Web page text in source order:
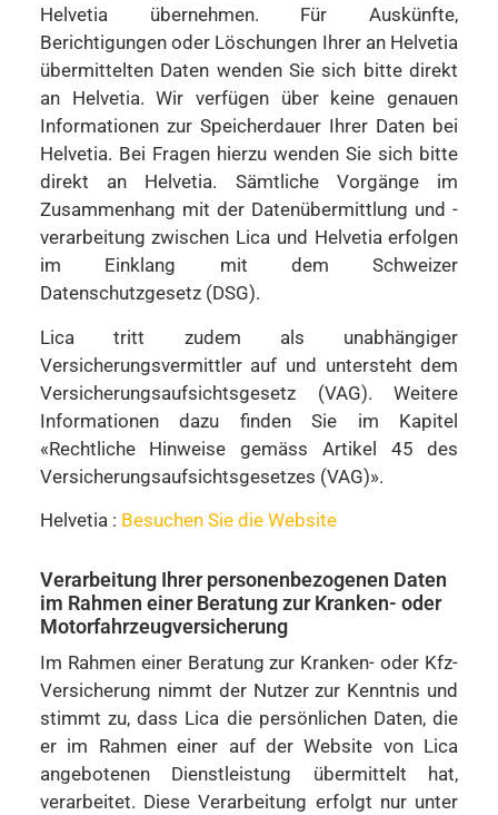
Helvetia übernehmen. Für Auskünfte,
Berichtigungen oder Löschungen Ihrer an Helvetia
übermittelten Daten wenden Sie sich bitte direkt
an Helvetia. Wir verfügen über keine genauen
Informationen zur Speicherdauer Ihrer Daten bei
Helvetia. Bei Fragen hierzu wenden Sie sich bitte
direkt an Helvetia. Sämtliche Vorgänge im
Zusammenhang mit der Datenübermittlung und -
verarbeitung zwischen Lica und Helvetia erfolgen
im Einklang mit dem Schweizer
Datenschutzgesetz (DSG).
Lica tritt zudem als unabhängiger
Versicherungsvermittler auf und untersteht dem
Versicherungsaufsichtsgesetz (VAG). Weitere
Informationen dazu finden Sie im Kapitel
«Rechtliche Hinweise gemäss Artikel 45 des
Versicherungsaufsichtsgesetzes (VAG)».
Helvetia : Besuchen Sie die Website
Verarbeitung Ihrer personenbezogenen Daten
im Rahmen einer Beratung zur Kranken- oder
Motorfahrzeugversicherung
Im Rahmen einer Beratung zur Kranken- oder Kfz-
Versicherung nimmt der Nutzer zur Kenntnis und
stimmt zu, dass Lica die persönlichen Daten, die
er im Rahmen einer auf der Website von Lica
angebotenen Dienstleistung übermittelt hat,
verarbeitet. Diese Verarbeitung erfolgt nur unter